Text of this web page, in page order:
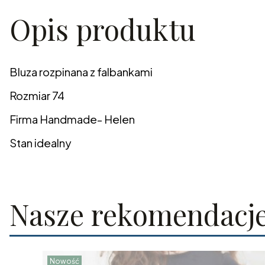
Opis produktu
Bluza rozpinana z falbankami
Rozmiar 74
Firma Handmade- Helen
Stan idealny
Nasze
Nowość